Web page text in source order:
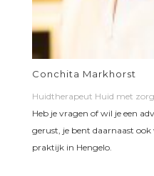
Conchita Markhorst
Huidtherapeut Huid met zorg
Heb je vragen of wil je een
gerust, je bent daarnaast
praktijk in Hengelo.